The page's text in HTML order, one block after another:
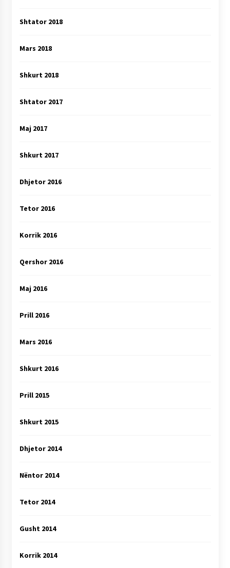
Shtator 2018
Mars 2018
Shkurt 2018
Shtator 2017
Maj 2017
Shkurt 2017
Dhjetor 2016
Tetor 2016
Korrik 2016
Qershor 2016
Maj 2016
Prill 2016
Mars 2016
Shkurt 2016
Prill 2015
Shkurt 2015
Dhjetor 2014
Nëntor 2014
Tetor 2014
Gusht 2014
Korrik 2014